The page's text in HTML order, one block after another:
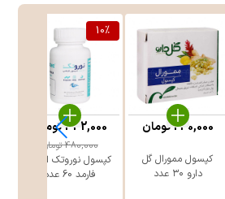
کپسول ممورال گل
دارو ۳۰ عدد
240,000تومان
10%
کپسول نوروتک اروند
فارمد 60 عدد
480,000تومان
432,000تومان